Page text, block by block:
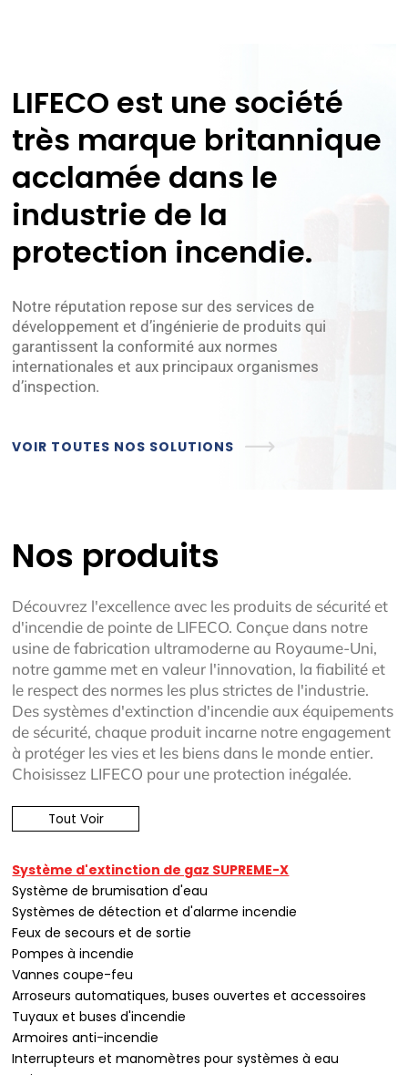
LIFECO est une société
très marque britannique
acclamée dans le
industrie de la
protection incendie.
développement et d’ingénierie de produits qui
garantissent la conformité aux normes
internationales et aux principaux organismes
d’inspection.
Nos produits
Découvrez l'excellence avec les produits de sécurité et
d'incendie de pointe de LIFECO. Conçue dans notre
usine de fabrication ultramoderne au Royaume-Uni,
notre gamme met en valeur l'innovation, la fiabilité et
le respect des normes les plus strictes de l'industrie.
Des systèmes d'extinction d'incendie aux équipements
de sécurité, chaque produit incarne notre engagement
à protéger les vies et les biens dans le monde entier.
Choisissez LIFECO pour une protection inégalée.
Tout Voir
Système d'extinction de gaz SUPREME-X
Système de brumisation d'eau
Systèmes de détection et d'alarme incendie
Feux de secours et de sortie
Pompes à incendie
Vannes coupe-feu
Arroseurs automatiques, buses ouvertes et accessoires
Tuyaux et buses d'incendie
Armoires anti-incendie
Interrupteurs et manomètres pour systèmes à eau